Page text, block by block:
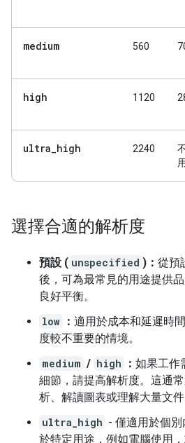
medium 560
high 1120
ultra_high 2240
用
選擇合適的解析度
預設 ( unspecified )： 從預
後，可為最常見的用途提供
良好平衡。
low ： 適用於成本和延遲時
度較不重要的情境。
medium / high ： 如果工作
細節，請提高解析度。這通
析、解讀圖表或理解大量文件
ultra_high - 僅適用於個
於特定用途，例如電腦使用